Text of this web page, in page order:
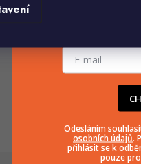
info@
Odesláním
osobních údajů.
přihlásit se k
pouze